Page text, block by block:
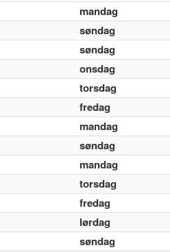
mandag
søndag
søndag
onsdag
torsdag
fredag
mandag
søndag
mandag
torsdag
fredag
lørdag
søndag